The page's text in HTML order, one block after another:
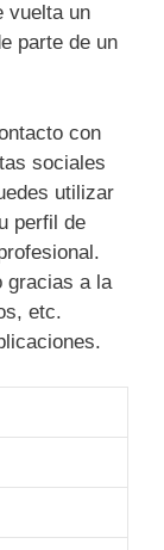
vuelta un
parte de un
con
sociales
utilizar
perfil de
gracias a la
etc.